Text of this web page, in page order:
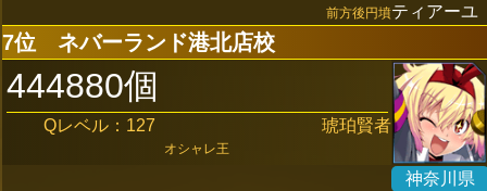
前方後円墳ティアーユ
7位 ネバーランド港北店校
444880個
Qレベル：127 琥珀賢者
オシャレ王
神奈川県